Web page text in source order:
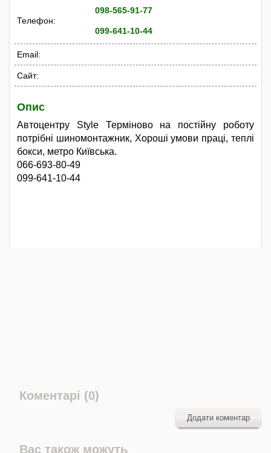
Телефон:
098-565-91-77
099-641-10-44
Email:
Сайт:
Опис
Автоцентру Style Терміново на постійну роботу
потрібні шиномонтажник, Хороші умови праці, теплі
бокси, метро Київська.
066-693-80-49
099-641-10-44
Коментарі (0)
Додати коментар
Вас також можуть